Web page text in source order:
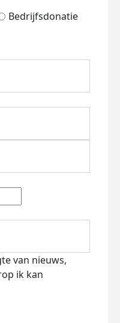
Bedrijfsdonatie
van nieuws,
ik kan